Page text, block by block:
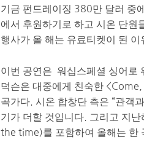
기금 펀드레이징 380만 달러 중
에서 후원하기로 하고 시온 단원
행사가 올 해는 유료티켓이 된 이
이번 공연은 워십스페셜 싱어로
덕슨은 대중에게 친숙한
곡가다. 시온 합창단 측은 “관객
기가 더할 것입니다. 그리고 지
the time)를 포함하여 올해는 한